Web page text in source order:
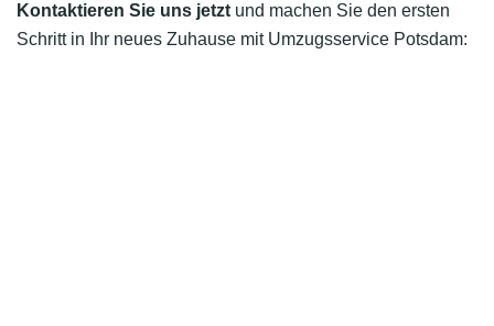
Kontaktieren Sie uns jetzt und machen Sie den ersten
Schritt in Ihr neues Zuhause mit Umzugsservice Potsdam: